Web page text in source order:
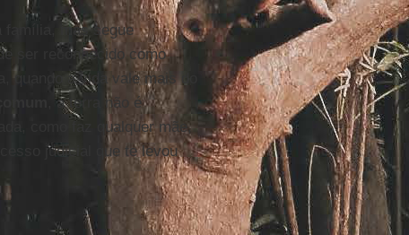
família, mas segue
ser reconhecido como
quando a vida vale mais do
, a terra não é
como faz qualquer mãe,
judicial que te levou